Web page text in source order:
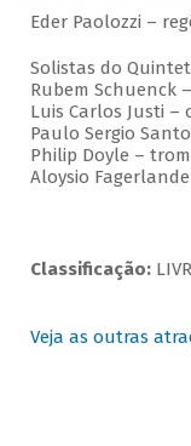
Eder Paolozzi –
Solistas do
Rubem Schuenck
Luis Carlos Justi –
Paulo Sergio
Philip Doyle –
Aloysio
Classificação:
Veja as outras